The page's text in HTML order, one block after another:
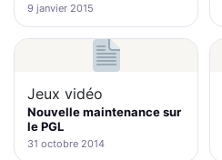
9 janvier 2015
Jeux vidéo
Nouvelle maintenance sur
le PGL
31 octobre 2014